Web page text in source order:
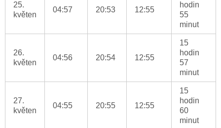
25.
květen
04:57 20:53 12:55
hodin
55
minut
26.
květen
04:56 20:54 12:55
15
hodin
57
minut
27.
květen
04:55 20:55 12:55
15
hodin
60
minut